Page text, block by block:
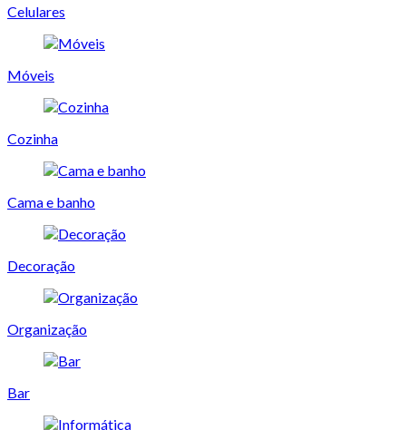
Celulares
Móveis
Cozinha
Cama e banho
Decoração
Organização
Bar